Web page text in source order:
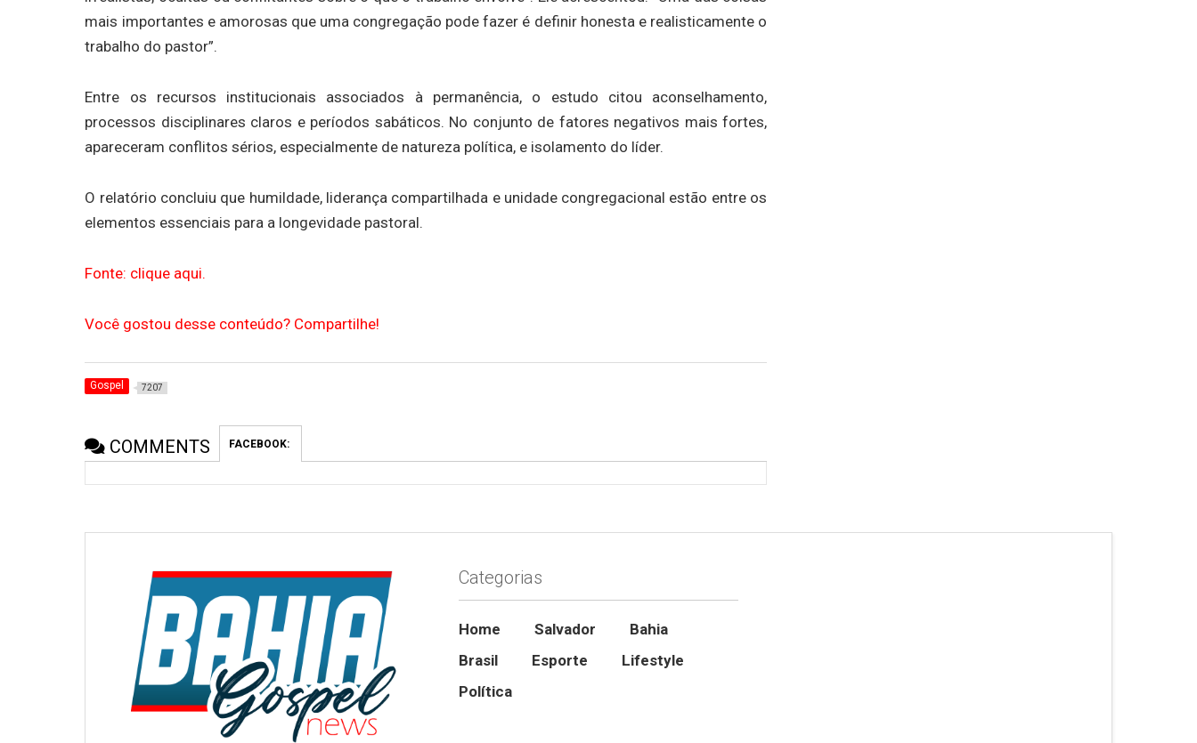
mais importantes e amorosas que uma congregação pode fazer é definir honesta e realisticamente o
trabalho do pastor”.
Entre os recursos institucionais associados à permanência, o estudo citou aconselhamento,
processos disciplinares claros e períodos sabáticos. No conjunto de fatores negativos mais fortes,
apareceram conflitos sérios, especialmente de natureza política, e isolamento do líder.
O relatório concluiu que humildade, liderança compartilhada e unidade congregacional estão entre os
elementos essenciais para a longevidade pastoral.
Fonte: clique aqui.
Você gostou desse conteúdo? Compartilhe!
Gospel 7207
COMMENTS FACEBOOK:
Categorias
Home Salvador
Bahia
Brasil
Esporte
Lifestyle
Política